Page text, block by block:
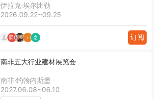
伊拉克·埃尔比勒
2026.09.22~09.25
订阅
南非五大行业建材展览会
南非·约翰内斯堡
2027.06.08~06.10